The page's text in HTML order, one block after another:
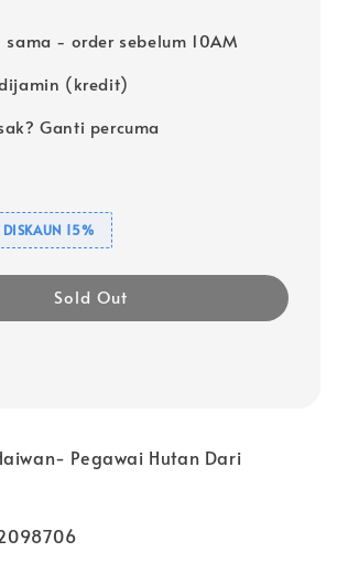
sama - order sebelum 10AM
(kredit)
Ganti percuma
15%
Sold Out
Pegawai Hutan Dari